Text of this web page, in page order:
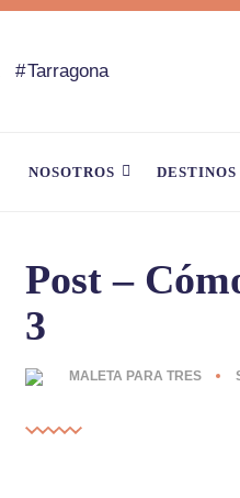
Tarragona
NOSOTROS DESTINOS
Post –
3
MALETA PARA TRES